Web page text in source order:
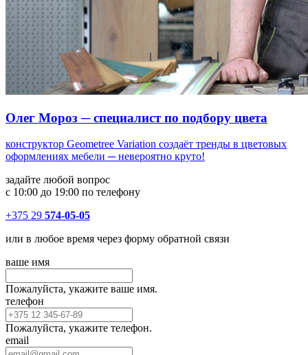
Олег Мороз ─ специалист по подбору цвета
конструктор Geometree Variation создаёт тренды в цветовых
оформлениях мебели ─ невероятно круто!
задайте любой вопрос
с 10:00 до 19:00 по телефону
+375 29 574-05-05
или в любое время через форму обратной связи
ваше имя
Пожалуйста, укажите ваше имя.
телефон
Пожалуйста, укажите телефон.
email